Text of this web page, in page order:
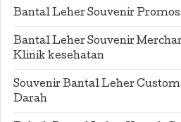
Bantal Leher Souvenir
Bantal Leher Souvenir
Klinik kesehatan
Souvenir Bantal Leher
Darah